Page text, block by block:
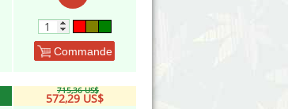
Commande
715,36 US$
572,29 US$